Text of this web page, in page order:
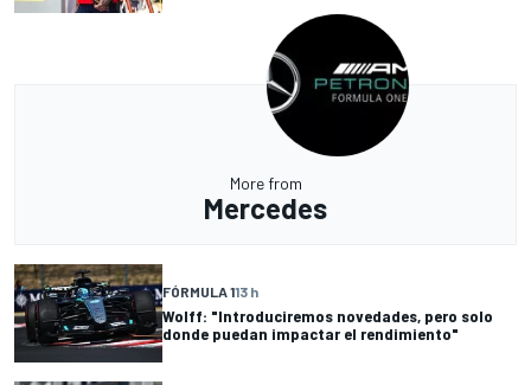
More from
Mercedes
FÓRMULA 113 h
Wolff: "Introduciremos novedades, pero solo
donde puedan impactar el rendimiento"